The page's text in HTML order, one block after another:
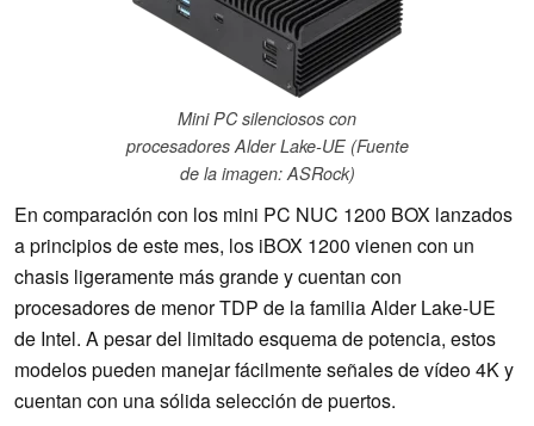
Mini PC silenciosos con
procesadores Alder Lake-UE (Fuente
de la imagen: ASRock)
En comparación con los mini PC NUC 1200 BOX lanzados
a principios de este mes, los iBOX 1200 vienen con un
chasis ligeramente más grande y cuentan con
procesadores de menor TDP de la familia Alder Lake-UE
de Intel. A pesar del limitado esquema de potencia, estos
modelos pueden manejar fácilmente señales de vídeo 4K y
cuentan con una sólida selección de puertos.